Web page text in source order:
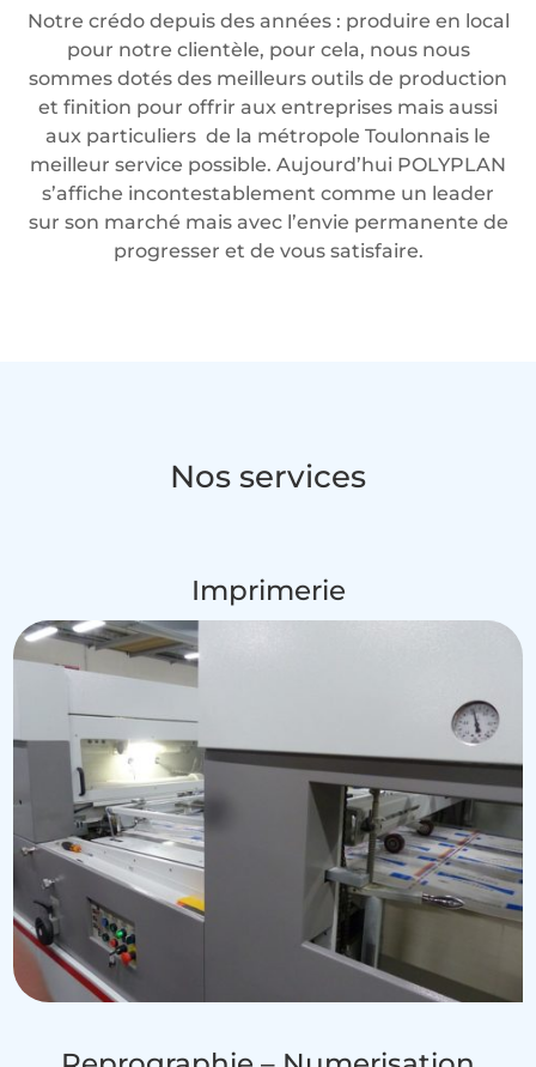
Notre crédo depuis des années : produire en local
pour notre clientèle, pour cela, nous nous
sommes dotés des meilleurs outils de production
et finition pour offrir aux entreprises mais aussi
aux particuliers de la métropole Toulonnais le
meilleur service possible. Aujourd’hui POLYPLAN
s’affiche incontestablement comme un leader
sur son marché mais avec l’envie permanente de
progresser et de vous satisfaire.
Nos services
Imprimerie